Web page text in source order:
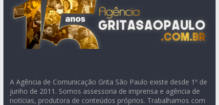
A Agência de Comunicação Grita São Paulo existe desde 1º de
junho de 2011. Somos assessoria de imprensa e agência de
notícias, produtora de conteúdos próprios. Trabalhamos com